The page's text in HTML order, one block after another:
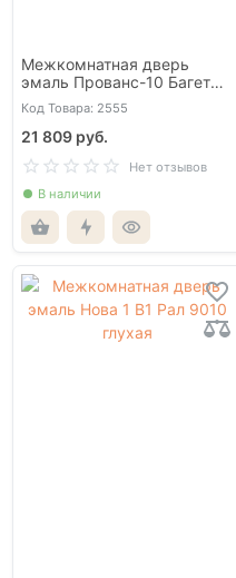
Межкомнатная дверь
эмаль Прованс-10 Багет
UN2425 со стеклом с
гравировкой
Код Товара: 2555
21 809 руб.
Нет отзывов
В наличии